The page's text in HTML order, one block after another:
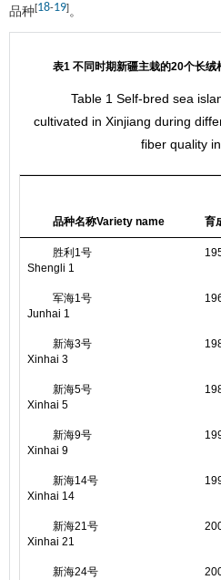
品种[18-19]。
表1 不同时期新疆主栽的20个长
Table 1 Self-bred sea
cultivated in Xinjiang during
fiber quality
品种名称Variety name 育
胜利1号
Shengli 1
军海1号
Junhai 1
新海3号
Xinhai 3
新海5号
Xinhai 5
新海9号
Xinhai 9
新海14号
Xinhai 14
新海21号
Xinhai 21
新海24号